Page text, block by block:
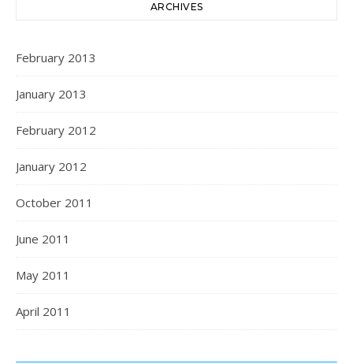
ARCHIVES
February 2013
January 2013
February 2012
January 2012
October 2011
June 2011
May 2011
April 2011